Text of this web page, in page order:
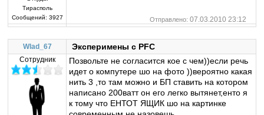
Тирасполь
Сообщений: 3927 Отправлено: 07.03.2010 23:12
Wlad_67 Эксперимены с PFC
Сотрудник
Позвольте не согласится кое с чем))если речь
идет о компутере шо на фото ))вероятно какая
нить 3 ,то там можно и БП ставить на котором
написано 200ватт он его легко вытянет,енто я
к тому что ЕНТОТ ЯЩИК шо на картинке